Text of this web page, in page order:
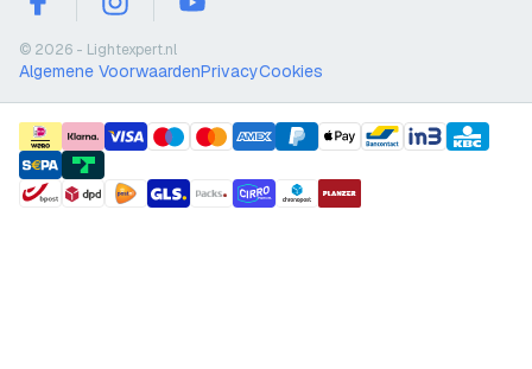
facebookinstagramyoutube
© 2026 - Lightexpert.nl
Algemene VoorwaardenPrivacyCookies
payment methods
shipment methods